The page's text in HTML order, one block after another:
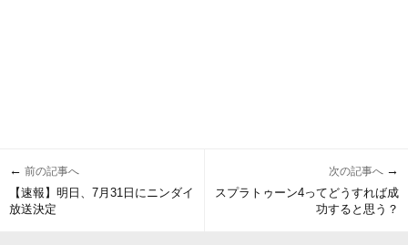
← 前の記事へ
【速報】明日、7月31日にニンダイ
放送決定
次の記事へ →
スプラトゥーン4ってどうすれば成
功すると思う？